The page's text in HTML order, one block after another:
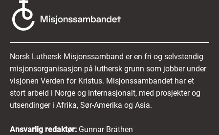
Norsk Luthersk Misjonssamband er en fri og selvstendig
misjonsorganisasjon på luthersk grunn som jobber under
visjonen Verden for Kristus. Misjonssambandet har et
stort arbeid i Norge og internasjonalt, med prosjekter og
utsendinger i Afrika, Sør-Amerika og Asia.
Ansvarlig redaktør: Gunnar Bråthen